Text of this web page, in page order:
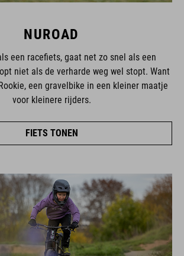
NUROAD
een racefiets, gaat net zo snel als een
niet als de verharde weg wel stopt. Want
een gravelbike in een kleiner maatje
voor kleinere rijders.
FIETS TONEN